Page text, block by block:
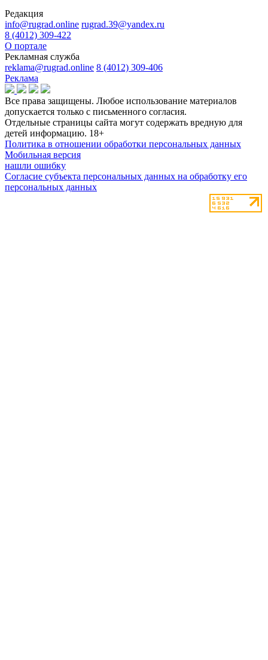
Редакция
info@rugrad.online rugrad.39@yandex.ru
8 (4012) 309-422
О портале
Рекламная служба
reklama@rugrad.online 8 (4012) 309-406
Реклама
Все права защищены. Любое использование материалов
допускается только с письменного согласия.
Отдельные страницы сайта могут содержать вредную для
детей информацию. 18+
Политика в отношении обработки персональных данных
Мобильная версия
нашли ошибку
Согласие субъекта персональных данных на обработку его
персональных данных